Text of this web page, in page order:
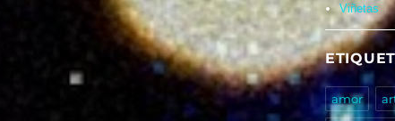
Viñetas
amor